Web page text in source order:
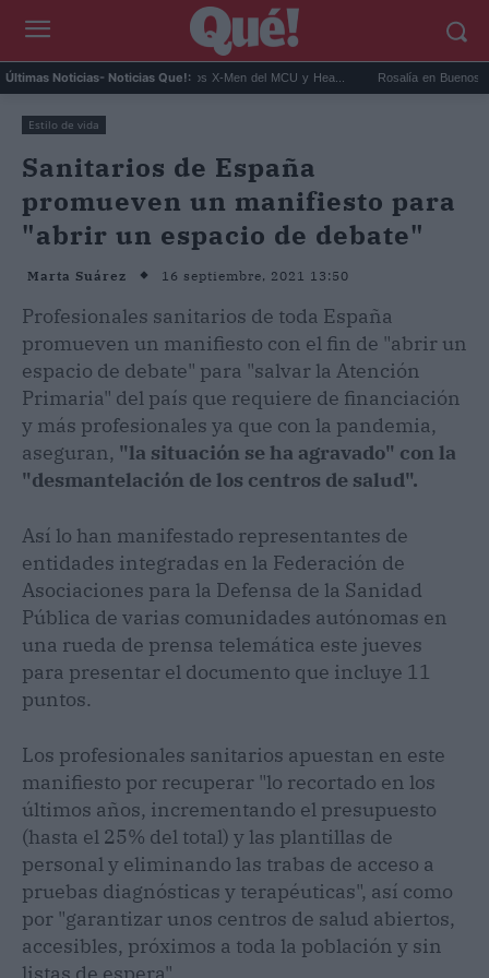
Últimas Noticias- Noticias Que!:
será Cíclope en los X-Men del MCU y Hea... Rosalía en Buenos Aires:
Estilo de vida
Sanitarios de España
promueven un manifiesto para
"abrir un espacio de debate"
Marta Suárez 16 septiembre, 2021 13:50
Profesionales sanitarios de toda España
promueven un manifiesto con el fin de "abrir un
espacio de debate" para "salvar la Atención
Primaria" del país que requiere de financiación
y más profesionales ya que con la pandemia,
aseguran, "la situación se ha agravado" con la
"desmantelación de los centros de salud".
Así lo han manifestado representantes de
entidades integradas en la Federación de
Asociaciones para la Defensa de la Sanidad
Pública de varias comunidades autónomas en
una rueda de prensa telemática este jueves
para presentar el documento que incluye 11
puntos.
Los profesionales sanitarios apuestan en este
manifiesto por recuperar "lo recortado en los
últimos años, incrementando el presupuesto
(hasta el 25% del total) y las plantillas de
personal y eliminando las trabas de acceso a
pruebas diagnósticas y terapéuticas", así como
por "garantizar unos centros de salud abiertos,
accesibles, próximos a toda la población y sin